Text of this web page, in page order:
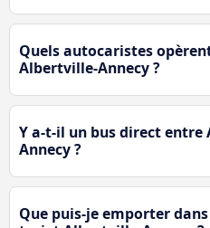
Quels autocaristes
Albertville-Annecy ?
Y a-t-il un bus direct
Annecy ?
Que puis-je emporter